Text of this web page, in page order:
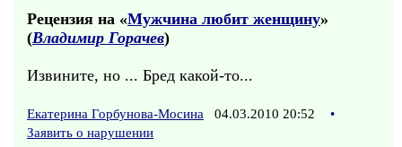
Рецензия на «Мужчина любит женщину»
(Владимир Горачев)
Извините, но ... Бред какой-то...
Екатерина Горбунова-Мосина 04.03.2010 20:52
•
Заявить о нарушении